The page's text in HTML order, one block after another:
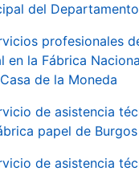
del
profesionales
en la Fábrica
de la Moneda
de asistencia
papel de
de asistencia